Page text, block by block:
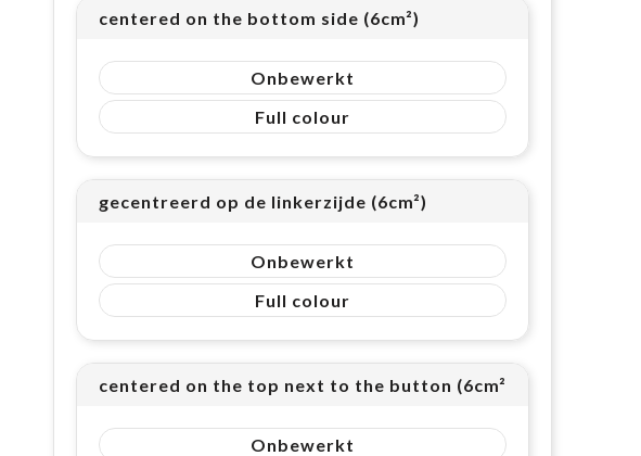
centered on the bottom side (6cm²)
Onbewerkt
Full colour
gecentreerd op de linkerzijde (6cm²)
Onbewerkt
Full colour
centered on the top next to the button (6cm²)
Onbewerkt